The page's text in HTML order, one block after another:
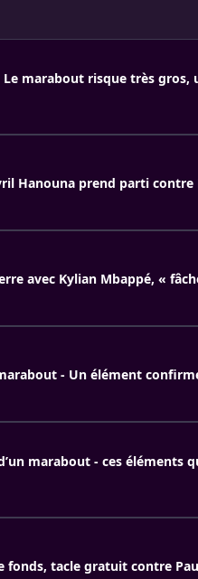
Le marabout risque très gros,
Hanouna prend parti contre
avec Kylian Mbappé, «
- Un élément
marabout - ces éléments
fonds, tacle gratuit contre